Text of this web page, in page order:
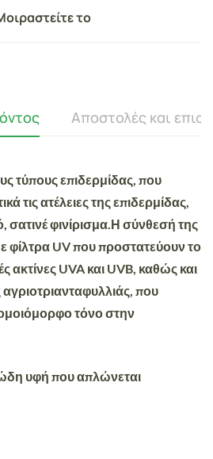
το
Αποστολές και
τύπους επιδερμίδας, που
τις ατέλειες της επιδερμίδας,
σατινέ φινίρισμα.Η σύνθεσή της
φίλτρα UV που προστατεύουν το
ακτίνες UVA και UVB, καθώς και
που
τόνο στην
υφή που απλώνεται